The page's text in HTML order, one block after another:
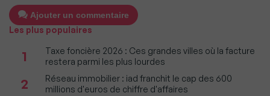
Ajouter un commentaire
Les plus populaires
1
Taxe foncière 2026 : Ces grandes villes où la facture
restera parmi les plus lourdes
2
Réseau immobilier : iad franchit le cap des 600
millions d'euros de chiffre d'affaires